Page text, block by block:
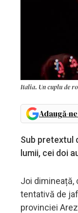
Italia. Un cuplu de
Adaugă-
Sub pretextul
lumii, cei doi
Joi dimineață,
tentativă de
provinciei